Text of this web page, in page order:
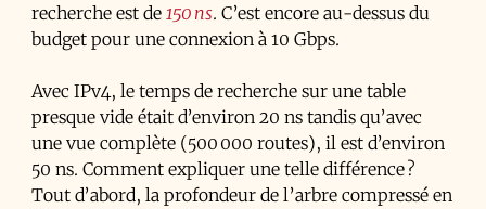
recherche est de 150 ns. C’est encore au-dessus du
budget pour une connexion à 10 Gbps.
Avec IPv4, le temps de recherche sur une table
presque vide était d’environ 20 ns tandis qu’avec
une vue complète (500 000 routes), il est d’environ
50 ns. Comment expliquer une telle différence ?
Tout d’abord, la profondeur de l’arbre compressé en